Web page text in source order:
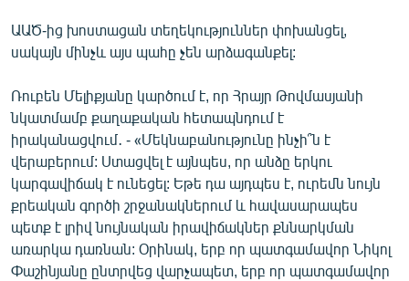
ԱԱԾ-ից խոստացան տեղեկություններ փոխանցել,
սակայն մինչև այս պահը չեն արձագանքել:
Ռուբեն Մելիքյանը կարծում է, որ Հրայր Թովմասյանի
նկատմամբ քաղաքական հետապնդում է
իրականացվում․ - «Մեկնաբանությունը ինչի՞ն է
վերաբերում: Ստացվել է այնպես, որ անձը երկու
կարգավիճակ է ունեցել: Եթե դա այդպես է, ուրեմն նույն
քրեական գործի շրջանակներում և հավասարապես
պետք է լրիվ նույնական իրավիճակներ քննարկման
առարկա դառնան: Օրինակ, երբ որ պատգամավոր Նիկոլ
Փաշինյանը ընտրվեց վարչապետ, երբ որ պատգամավոր